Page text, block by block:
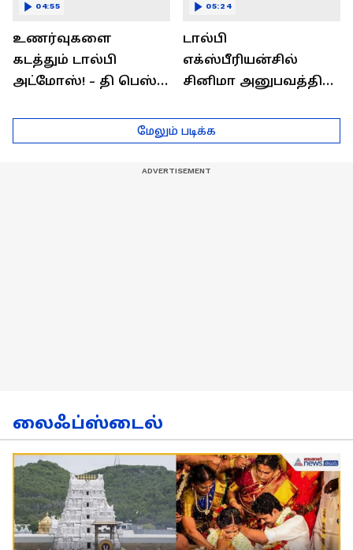
உணர்வுகளை
கடத்தும் டால்பி
அட்மோஸ்! - தி பெஸ்ட்
எக்ஸ்பீரியன்ஸ்
04:55
டால்பி
எக்ஸ்பீரியன்சில்
சினிமா அனுபவத்தில்
05:24
மேலும் படிக்க
லைஃப்ஸ்டைல்